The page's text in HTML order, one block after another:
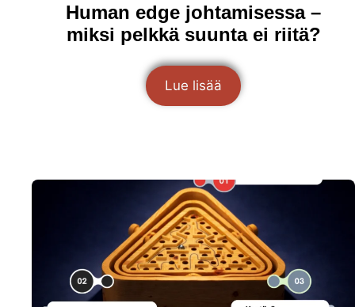
Human edge johtamisessa –
miksi pelkkä suunta ei riitä?
Lue lisää